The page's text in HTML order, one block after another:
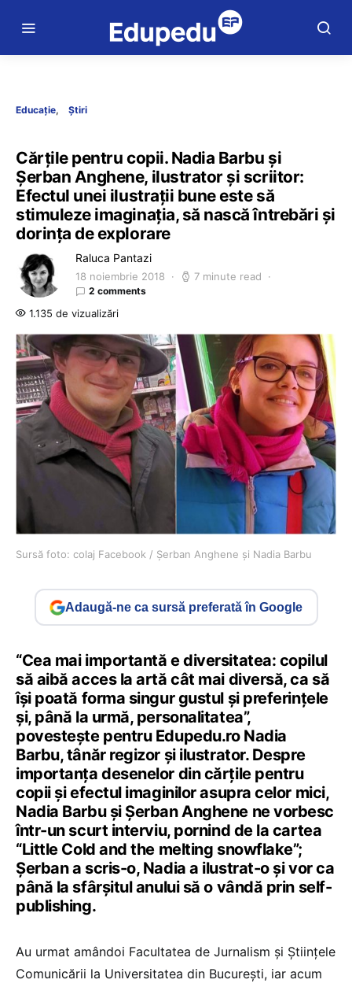
Educație Știri
Cărțile pentru copii. Nadia Barbu și
Șerban Anghene, ilustrator și scriitor:
Efectul unei ilustrații bune este să
stimuleze imaginația, să nască întrebări și
dorința de explorare
Raluca Pantazi
18 noiembrie 2018 7 minute read
2 comments
1.135 de vizualizări
Sursă foto: colaj Facebook / Șerban Anghene și Nadia Barbu
Adaugă-ne ca sursă preferată în Google
“Cea mai importantă e diversitatea: copilul
să aibă acces la artă cât mai diversă, ca să
își poată forma singur gustul și preferințele
și, până la urmă, personalitatea”,
povestește pentru Edupedu.ro Nadia
Barbu, tânăr regizor și ilustrator. Despre
importanța desenelor din cărțile pentru
copii și efectul imaginilor asupra celor mici,
Nadia Barbu și Șerban Anghene ne vorbesc
într-un scurt interviu, pornind de la cartea
“Little Cold and the melting snowflake”;
Șerban a scris-o, Nadia a ilustrat-o și vor ca
până la sfârșitul anului să o vândă prin self-
publishing.
Au urmat amândoi Facultatea de Jurnalism și Științele
Comunicării la Universitatea din București, iar acum